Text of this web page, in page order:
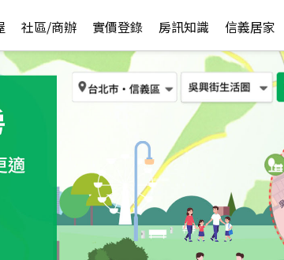
社區/商辦 實價登錄 房訊知識 信義居家